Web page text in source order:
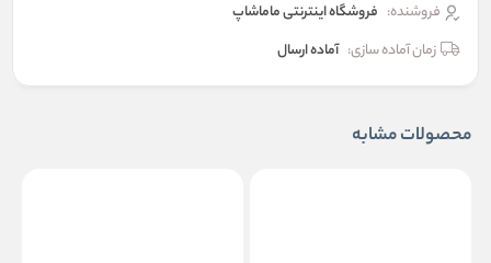
فروشنده: فروشگاه اینترنتی ماماشاپ
زمان آماده سازی: آماده ارسال
محصولات مشابه